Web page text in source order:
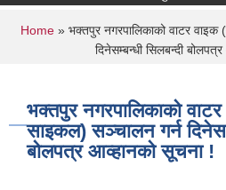
You are here
Home» भक्तपुर नगरपालिकाको वाटर वाइक
दिनेसम्बन्धी सिलबन्दी
भक्तपुर नगरपालिकाको
साइकल) सञ्चालन गर्न
बोलपत्र आव्हानको सूचना !